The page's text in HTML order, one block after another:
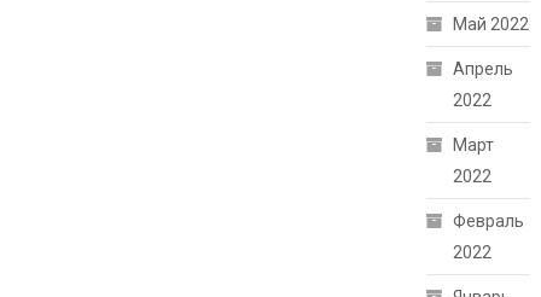
Май 2022
Апрель
2022
Март
2022
Февраль
2022